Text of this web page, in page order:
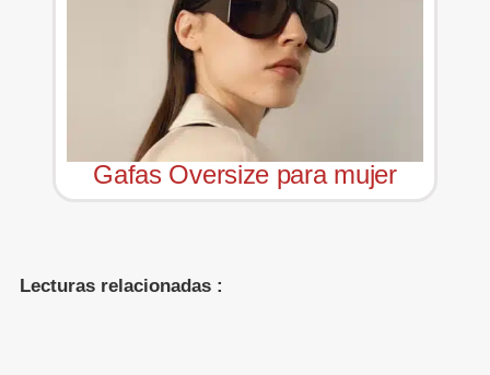
Gafas Oversize para mujer
Lecturas relacionadas :